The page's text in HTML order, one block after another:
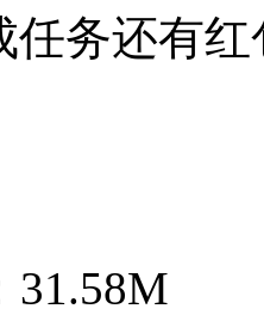
任务还有
31.58M